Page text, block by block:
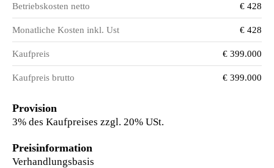
Betriebskosten netto € 428
Monatliche Kosten inkl. Ust € 428
Kaufpreis € 399.000
Kaufpreis brutto € 399.000
Provision
3% des Kaufpreises zzgl. 20% USt.
Preisinformation
Verhandlungsbasis